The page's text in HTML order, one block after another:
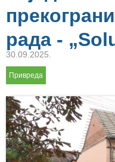
рада -
30.09.2025.
Привреда